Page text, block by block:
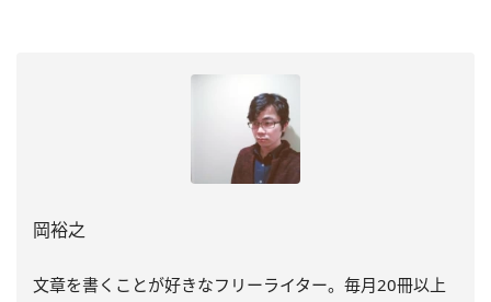
岡裕之
文章を書くことが好きなフリーライター。毎月20冊以上